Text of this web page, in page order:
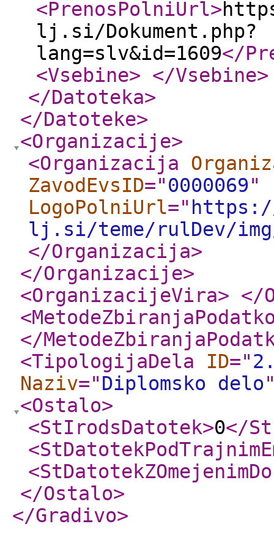
<PrenosPolniUrl>
lj.si/Dokument.php?
lang=slv&id=1609</
<Vsebine> </Vsebine>
</Datoteka>
</Datoteke>
<Organizacije>
<Organizacija
ZavodEvsID="0000069"
LogoPolniUrl="
lj.si/teme/rulDev/
</Organizacija>
</Organizacije>
<OrganizacijeVira> </
</
<TipologijaDela
ID="
Naziv="Diplomsko delo
<Ostalo>
<StIrodsDatotek>0</
</Ostalo>
</Gradivo>